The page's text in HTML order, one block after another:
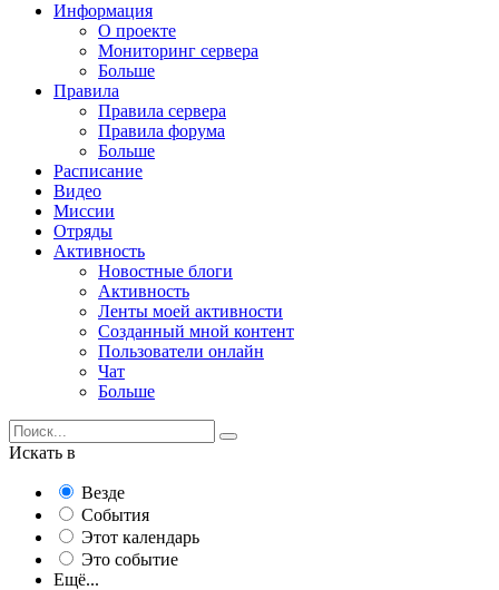
Информация
О проекте
Мониторинг сервера
Больше
Правила
Правила сервера
Правила форума
Больше
Расписание
Видео
Миссии
Отряды
Активность
Новостные блоги
Активность
Ленты моей активности
Созданный мной контент
Пользователи онлайн
Чат
Больше
Искать в
Везде
События
Этот календарь
Это событие
Ещё...